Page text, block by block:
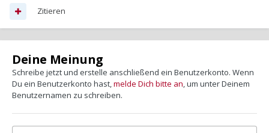
Zitieren
Deine Meinung
Schreibe jetzt und erstelle anschließend ein Benutzerkonto. Wenn
Du ein Benutzerkonto hast,melde Dich bitte an, um unter Deinem
Benutzernamen zu schreiben.